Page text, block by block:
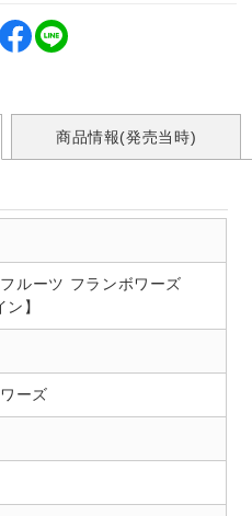
商品情報(発売当時)
ルーツ フランボワーズ
】
ーズ